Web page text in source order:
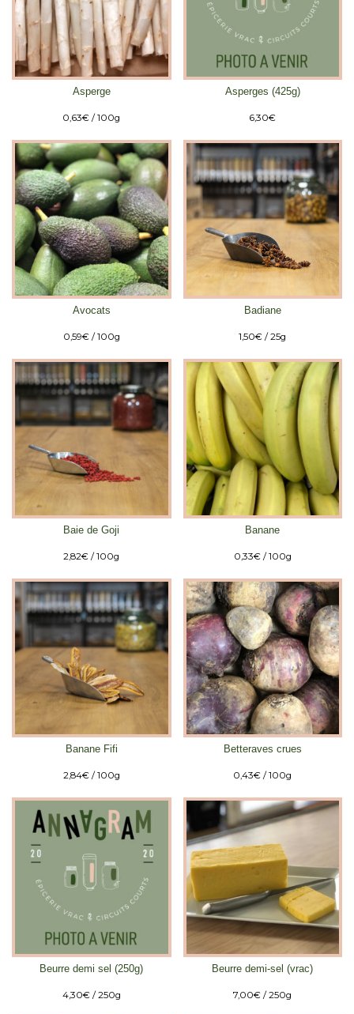
Asperge
0,63€ / 100g
Asperges (425g)
6,30€
Avocats
0,59€ / 100g
Badiane
1,50€ / 25g
Baie de Goji
2,82€ / 100g
Banane
0,33€ / 100g
Banane Fifi
2,84€ / 100g
Betteraves crues
0,43€ / 100g
Beurre demi sel (250g)
4,30€ / 250g
Beurre demi-sel (vrac)
7,00€ / 250g